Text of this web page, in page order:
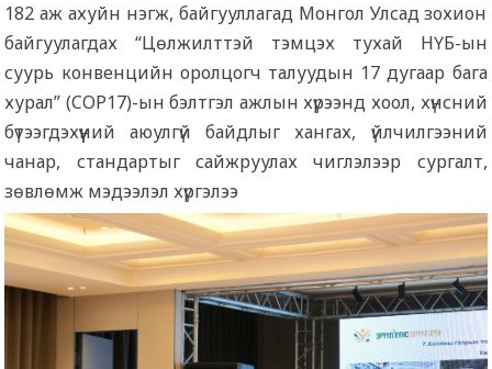
182 аж ахуйн нэгж, байгууллагад Монгол Улсад зохион
байгуулагдах “Цөлжилттэй тэмцэх тухай НҮБ-ын
суурь конвенцийн оролцогч талуудын 17 дугаар бага
хурал” (COP17)-ын бэлтгэл ажлын хүрээнд хоол, хүнсний
бүтээгдэхүүний аюулгүй байдлыг хангах, үйлчилгээний
чанар, стандартыг сайжруулах чиглэлээр сургалт,
зөвлөмж мэдээлэл хүргэлээ